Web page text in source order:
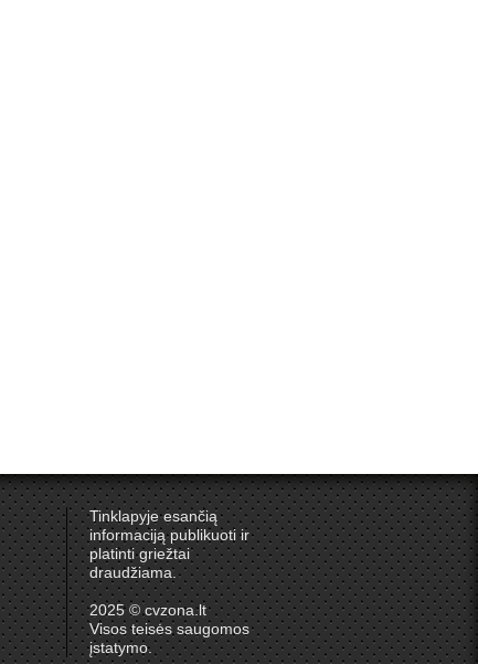
Tinklapyje esančią
informaciją publikuoti ir
platinti griežtai
draudžiama.
2025 © cvzona.lt
Visos teisės saugomos
įstatymo.